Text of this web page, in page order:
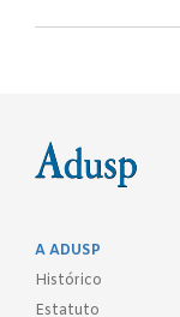
A ADUSP
Histórico
Estatuto